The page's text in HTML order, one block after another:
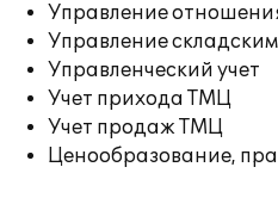
Управление
Управление
Управленческий учет
Учет прихода ТМЦ
Учет продаж ТМЦ
Ценообразование,